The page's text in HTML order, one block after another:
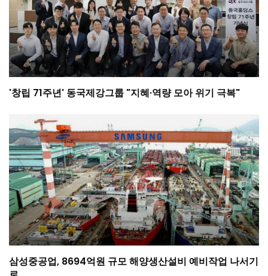
'창립 71주년' 동국제강그룹 "지혜·역량 모아 위기 극복"
삼성중공업, 8694억원 규모 해양생산설비 예비작업 나서기